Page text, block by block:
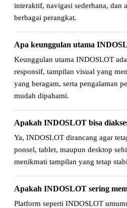
interaktif, navigasi sederhana, dan
berbagai perangkat.
Apa keunggulan utama
Keunggulan utama INDOSLOT
responsif, tampilan visual yang
yang beragam, serta pengalaman
mudah dipahami.
Apakah INDOSLOT bisa
Ya, INDOSLOT dirancang agar
ponsel, tablet, maupun desktop
menikmati tampilan yang tetap
Apakah INDOSLOT sering
Platform seperti INDOSLOT